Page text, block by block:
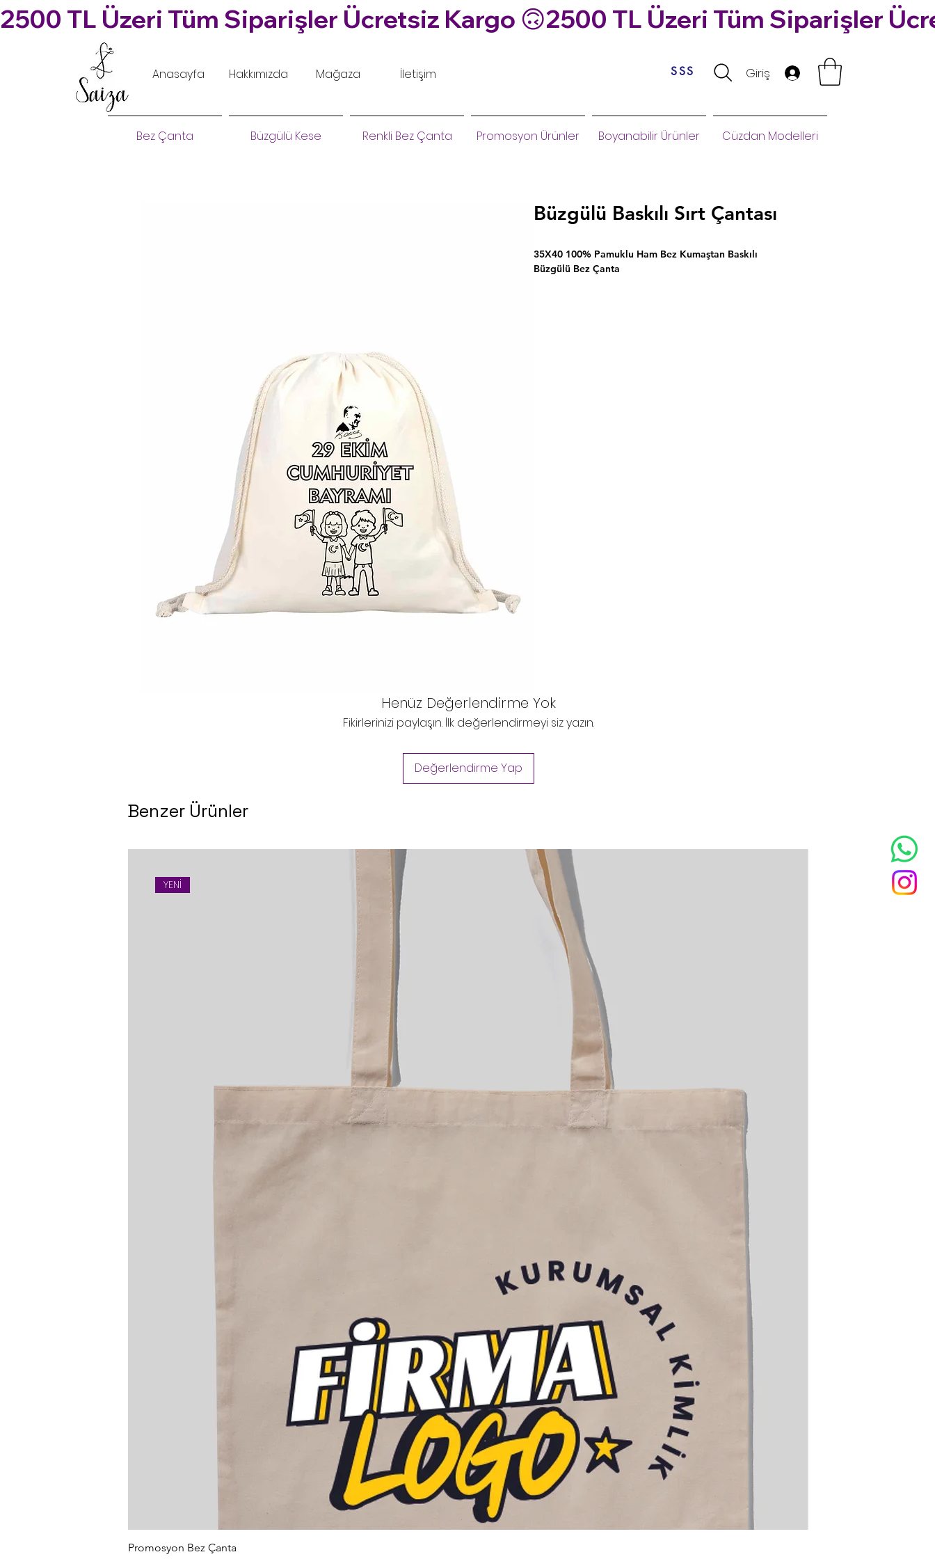
2500 TL Üzeri Tüm Siparişler Ücretsiz Kargo 🙃
Anasayfa Hakkımızda Mağaza İletişim SSS Giriş
Büzgülü Baskılı Sırt Çantası
35X40 100% Pamuklu Ham Bez Kumaştan Baskılı
Büzgülü Bez Çanta
Henüz Değerlendirme Yok
Fikirlerinizi paylaşın. İlk değerlendirmeyi siz yazın.
Değerlendirme Yap
Benzer Ürünler
YENİ
Promosyon Bez Çanta
Cüzdan Modelleri
Boyanabilir Ürünler
Promosyon Ürünler
Renkli Bez Çanta
Büzgülü Kese
Bez Çanta